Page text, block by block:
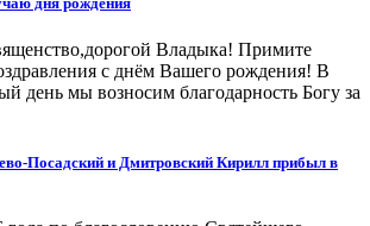
Владыка! Примите
с днём Вашего рождения! В
день мы возносим благодарность Богу за
Посадский и Дмитровский Кирилл прибыл в